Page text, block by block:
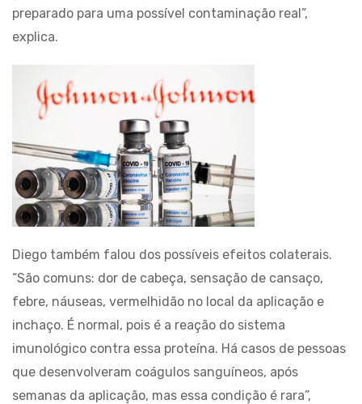
preparado para uma possível contaminação real”,
explica.
Diego também falou dos possíveis efeitos colaterais.
“São comuns: dor de cabeça, sensação de cansaço,
febre, náuseas, vermelhidão no local da aplicação e
inchaço. É normal, pois é a reação do sistema
imunológico contra essa proteína. Há casos de pessoas
que desenvolveram coágulos sanguíneos, após
semanas da aplicação, mas essa condição é rara”,